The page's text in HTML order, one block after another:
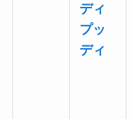
ディ
プッ
ディ